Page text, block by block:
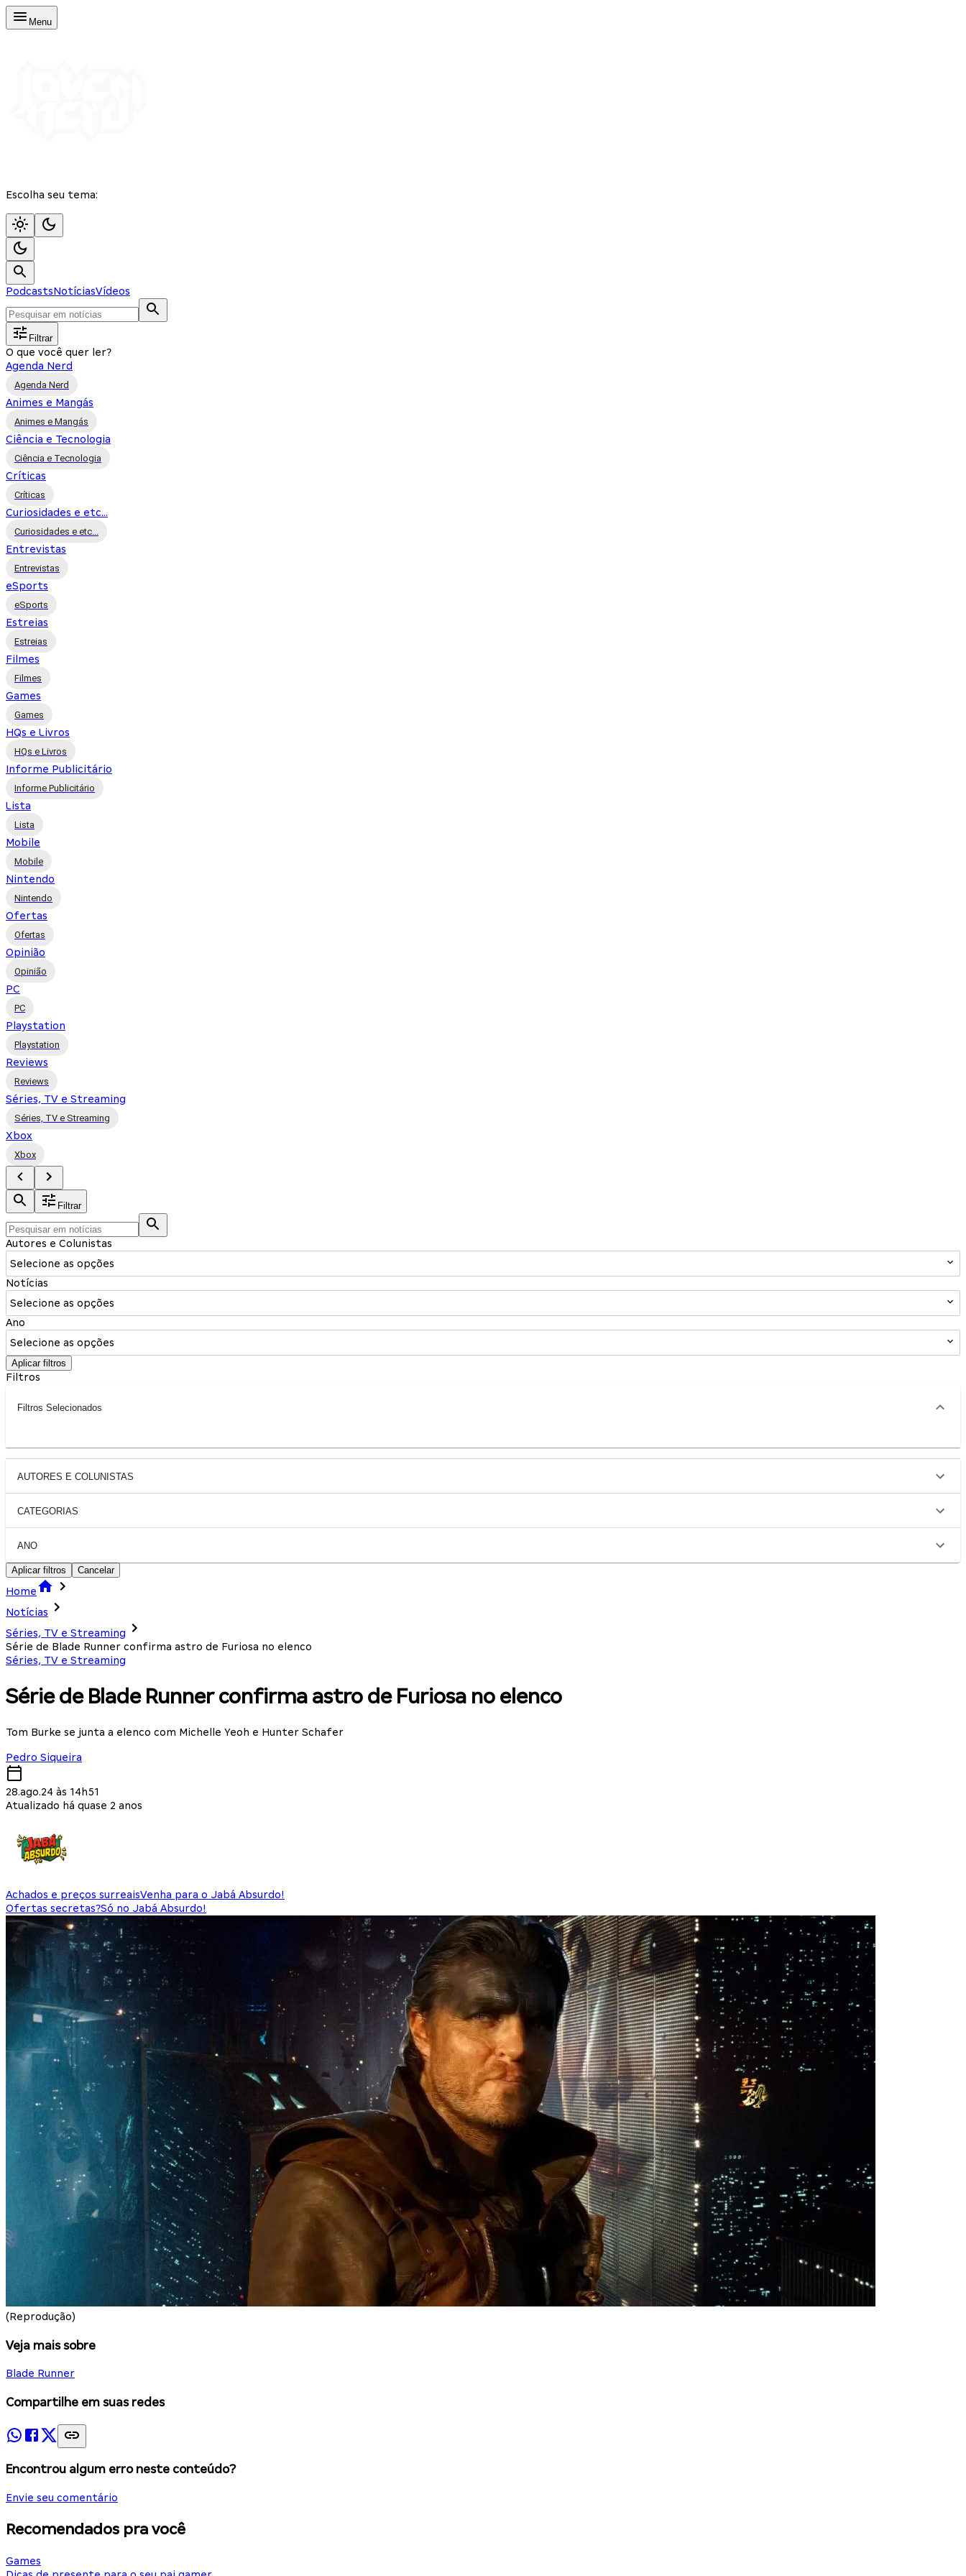
Menu
Escolha seu tema:
PodcastsNotíciasVídeos
Filtrar
O que você quer ler?
Agenda Nerd
Agenda Nerd
Animes e Mangás
Animes e Mangás
Ciência e Tecnologia
Ciência e Tecnologia
Críticas
Críticas
Curiosidades e etc...
Curiosidades e etc...
Entrevistas
Entrevistas
eSports
eSports
Estreias
Estreias
Filmes
Filmes
Games
Games
HQs e Livros
HQs e Livros
Informe Publicitário
Informe Publicitário
Lista
Lista
Mobile
Mobile
Nintendo
Nintendo
Ofertas
Ofertas
Opinião
Opinião
PC
PC
Playstation
Playstation
Reviews
Reviews
Séries, TV e Streaming
Séries, TV e Streaming
Xbox
Xbox
Filtrar
Autores e Colunistas
Selecione as opções
Notícias
Selecione as opções
Ano
Selecione as opções
Aplicar filtros
Filtros
Filtros Selecionados
AUTORES E COLUNISTAS
CATEGORIAS
ANO
Aplicar filtros Cancelar
Home
Notícias
Séries, TV e Streaming
Série de Blade Runner confirma astro de Furiosa no elenco
Séries, TV e Streaming
Série de Blade Runner confirma astro de Furiosa no elenco
Tom Burke se junta a elenco com Michelle Yeoh e Hunter Schafer
Pedro Siqueira
28.ago.24 às 14h51
Atualizado há quase 2 anos
Achados e preços surreaisVenha para o Jabá Absurdo!
Ofertas secretas?Só no Jabá Absurdo!
(Reprodução)
Veja mais sobre
Blade Runner
Compartilhe em suas redes
Encontrou algum erro neste conteúdo?
Envie seu comentário
Recomendados pra você
Games